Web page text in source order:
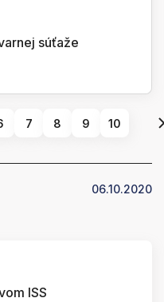
súťaže
7 8 9 10
06.10.2020
ISS